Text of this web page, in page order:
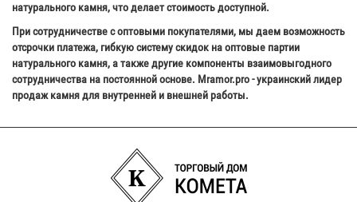
натурального камня, что делает стоимость доступной.
При сотрудничестве с оптовыми покупателями, мы даем возможность
отсрочки платежа, гибкую систему скидок на оптовые партии
натурального камня, а также другие компоненты взаимовыгодного
сотрудничества на постоянной основе. Mramor.pro - украинский лидер
продаж камня для внутренней и внешней работы.